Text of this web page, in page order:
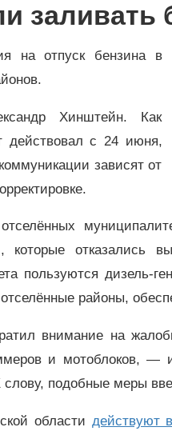
заливать
на отпуск бензина в
Хинштейн. Как
действовал с 24 июня,
зависят от
отказались
пользуются дизель-
районы,
внимание на
и мотоблоков, —
подобные меры
области действуют